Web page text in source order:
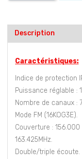
Description
Caractéristiques:
Indice de protection
Puissance réglable :
Nombre de canaux :
Mode FM (16KOG3E).
Couverture : 156.000
163.425MHz.
Double/triple écoute.